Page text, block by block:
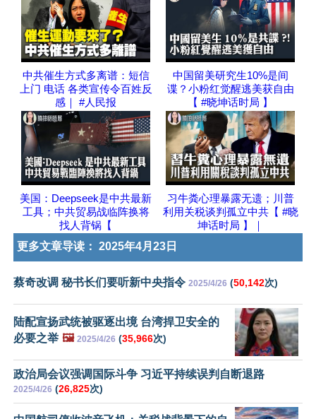
中共催生方式多离谱：短信
上门 电话 各类宣传令百姓反
感｜ #人民报
中国留美研究生10%是间
谍？小粉红觉醒逃美获自由
【 #晓坤话时局 】
美国：Deepseek是中共最新
工具；中共贸易战临阵换将
找人背锅【
习牛粪心理暴露无遗；川普
利用关税谈判孤立中共【 #晓
坤话时局 】｜
更多文章导读： 2025年4月23日
蔡奇改调 秘书长们要听新中央指令 2025/4/26 (50,142次)
陆配宣扬武统被驱逐出境 台湾捍卫安全的
必要之举 🖼️ 2025/4/26 (35,966次)
政治局会议强调国际斗争 习近平持续误判自断退路
2025/4/26 (26,825次)